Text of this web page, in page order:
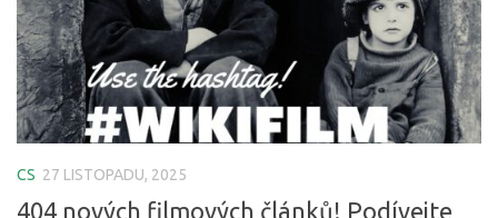
CS 27 LISTOPADU, 2025
404 nových filmových článků! Podívejte